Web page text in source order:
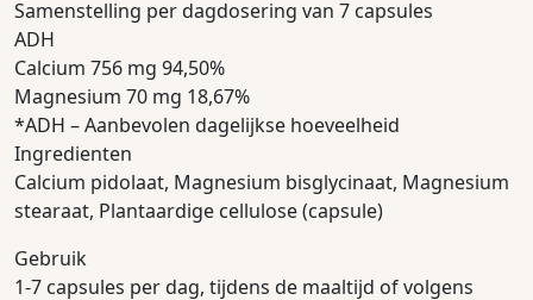
Samenstelling per dagdosering van 7 capsules
ADH
Calcium 756 mg 94,50%
Magnesium 70 mg 18,67%
*ADH – Aanbevolen dagelijkse hoeveelheid
Ingredienten
Calcium pidolaat, Magnesium bisglycinaat, Magnesium
stearaat, Plantaardige cellulose (capsule)
Gebruik
1-7 capsules per dag, tijdens de maaltijd of volgens